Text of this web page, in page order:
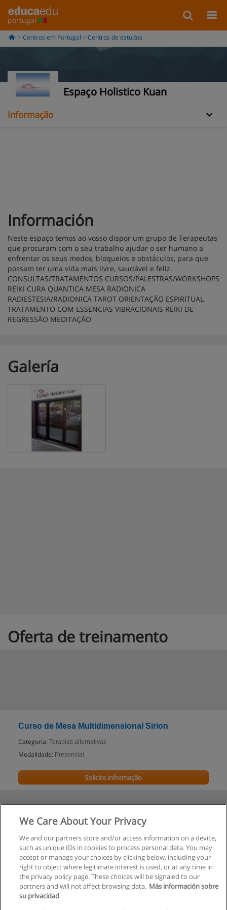
portugal
Centros em Portugal Centros de estudos
Espaço Holistico Kuan
Informação
Información
Neste espaço temos ao vosso dispor um grupo de Terapeutas
que procuram com o seu trabalho ajudar o ser humano a
enfrentar os seus medos, bloqueios e obstáculos, para que
possam ter uma vida mais livre, saudável e feliz.
CONSULTAS/TRATAMENTOS CURSOS/PALESTRAS/WORKSHOPS
REIKI CURA QUANTICA MESA RADIONICA
RADIESTESIA/RADIONICA TAROT ORIENTAÇÃO ESPIRITUAL
TRATAMENTO COM ESSENCIAS VIBRACIONAIS REIKI DE
REGRESSÃO MEDITAÇÃO
Galería
Oferta de treinamento
Curso de Mesa Multidimensional Sirion
Categoria: Terapias alternativas
Modalidade: Presencial
Solicite informação
We Care About Your Privacy
We and our partners store and/or access information on a device,
such as unique IDs in cookies to process personal data. You may
accept or manage your choices by clicking below, including your
right to object where legitimate interest is used, or at any time in
the privacy policy page. These choices will be signaled to our
partners and will not affect browsing data. Más información sobre
su privacidad